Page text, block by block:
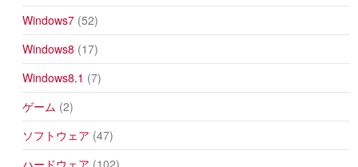
Windows7 (52)
Windows8 (17)
Windows8.1 (7)
ゲーム (2)
ソフトウェア (47)
ハードウェア (102)